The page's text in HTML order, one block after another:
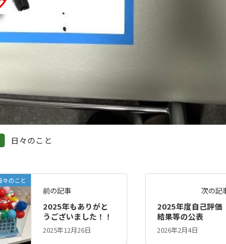
日々のこと
々のこと
前の記事
2025年もありがと
うございました！！
2025年12月26日
次の記
2025年度自己評価
結果等の公表
2026年2月4日